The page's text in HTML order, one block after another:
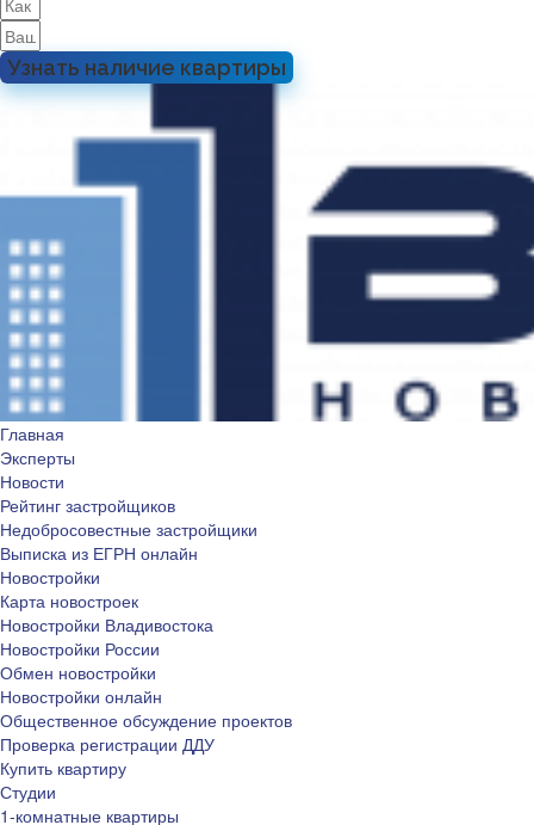
Узнать наличие квартиры
Главная
Эксперты
Новости
Рейтинг застройщиков
Недобросовестные застройщики
Выписка из ЕГРН онлайн
Новостройки
Карта новостроек
Новостройки Владивостока
Новостройки России
Обмен новостройки
Новостройки онлайн
Общественное обсуждение проектов
Проверка регистрации ДДУ
Купить квартиру
Студии
1-комнатные квартиры